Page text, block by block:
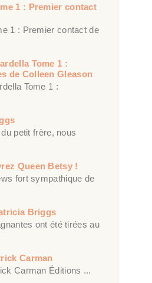
1 : Premier contact
1 : Premier contact de
Tome 1 :
de Colleen Gleason
Tome 1 :
petit frère, nous
Queen Betsy !
fort sympathique de
Briggs
ont été tirées au
Carman
Carman Éditions ...